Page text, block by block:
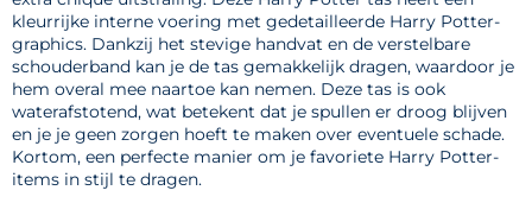
kleurrijke interne voering met gedetailleerde Harry Potter-
graphics. Dankzij het stevige handvat en de verstelbare
schouderband kan je de tas gemakkelijk dragen, waardoor je
hem overal mee naartoe kan nemen. Deze tas is ook
waterafstotend, wat betekent dat je spullen er droog blijven
en je je geen zorgen hoeft te maken over eventuele schade.
Kortom, een perfecte manier om je favoriete Harry Potter-
items in stijl te dragen.